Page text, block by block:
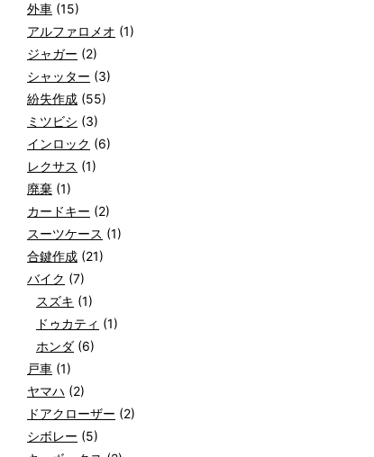
外車 (15)
アルファロメオ (1)
ジャガー (2)
シャッター (3)
紛失作成 (55)
ミツビシ (3)
インロック (6)
レクサス (1)
廃棄 (1)
カードキー (2)
スーツケース (1)
合鍵作成 (21)
バイク (7)
スズキ (1)
ドゥカティ (1)
ホンダ (6)
戸車 (1)
ヤマハ (2)
ドアクローザー (2)
シボレー (5)